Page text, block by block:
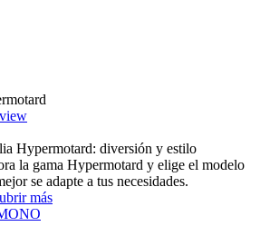
Hypermotard: diversión y estilo
la gama Hypermotard y elige el modelo
se adapte a tus necesidades.
más